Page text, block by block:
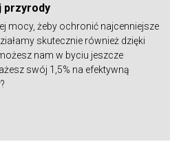
przyrody
mocy, żeby ochronić najcenniejsze
skutecznie również dzięki
nam w byciu jeszcze
swój 1,5% na efektywną